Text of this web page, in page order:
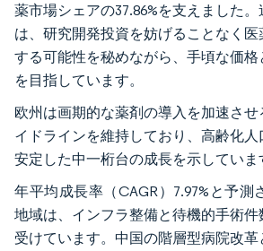
薬市場シェアの37.86%を支えました
は、研究開発投資を妨げることなく
する可能性を秘めながら、手頃な価
を目指しています。
欧州は画期的な薬剤の導入を加速さ
イドラインを維持しており、高齢化
安定した中一桁台の成長を示していま
年平均成長率（CAGR）7.97%と予測
地域は、インフラ整備と待機的手術
受けています。中国の階層型病院改